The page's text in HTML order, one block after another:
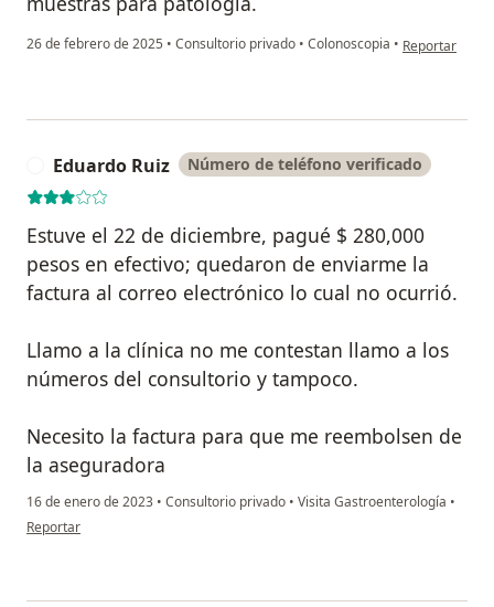
26 de febrero de 2025 • Consultorio privado • Colonoscopia • en opinión del
Reportar
Eduardo Ruiz Número de teléfono verificado
Estuve el 22 de diciembre, pagué $ 280,000
pesos en efectivo; quedaron de enviarme la
factura al correo electrónico lo cual no ocurrió.
Llamo a la clínica no me contestan llamo a los
números del consultorio y tampoco.
Necesito la factura para que me reembolsen de
la aseguradora
16 de enero de 2023 • Consultorio privado • Visita Gastroenterología •
en opinión del usuario Eduardo Ruiz
Reportar